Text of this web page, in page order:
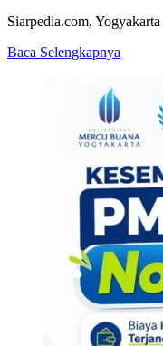
Siarpedia.com,
Baca Selengkapnya
Yuk
Intip
Si
Manis
Kurma